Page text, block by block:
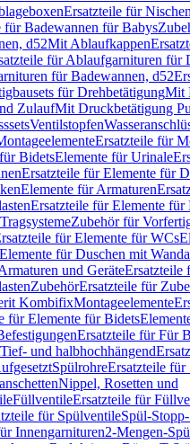
Ersatzteile für
für Badewannen für Babys
d52Mit Ablaufkappen
für Ablaufgarnituren für
für Badewannen, d52
für DrehbetätigungMit
ZulaufMit Druckbetätigung
Ventilstopfen
Ersatzteile für
BidetsElemente für Urinale
Ersatzteile für Elemente für
Elemente für Armaturen
Ersatzteile für Elemente für
TragsystemeZubehör für
für Elemente für WCs
Elemente für Duschen mit
und GeräteErsatzteile
ZubehörErsatzteile für
KombifixMontageelemente
für Elemente für Bidets
Ersatzteile für Für
Tief- und halbhochhängend
SpülrohreErsatzteile für
Nippel, Rosetten und
FüllventileErsatzteile für
für SpülventileSpül-
Innengarnituren2-Mengen-